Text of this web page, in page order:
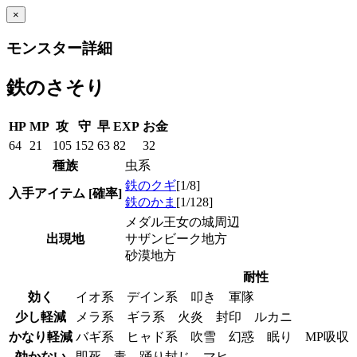
×
モンスター詳細
鉄のさそり
HP MP 攻 守 早 EXP お金
64
21 105 152 63 82
32
種族
虫系
入手アイテム [確率]
鉄のクギ[1/8]
鉄のかま [1/128]
出現地
メダル王女の城周辺
サザンビーク地方
砂漠地方
耐性
効く
イオ系 デイン系 叩き 軍隊
少し軽減
メラ系 ギラ系 火炎 封印 ルカニ
かなり軽減 バギ系 ヒャド系 吹雪 幻惑 眠り MP吸